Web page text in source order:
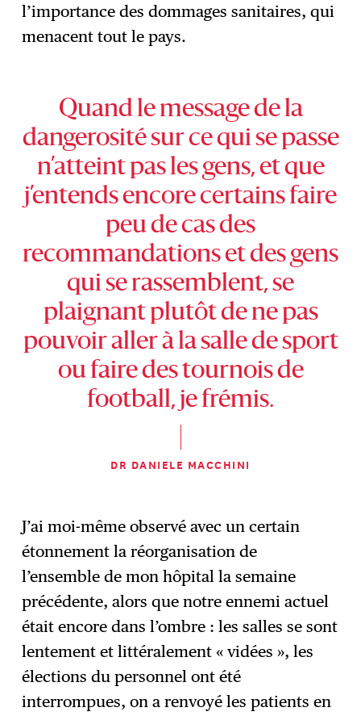
l’importance des dommages sanitaires, qui
menacent tout le pays.
Quand le message de la
dangerosité sur ce qui se passe
n’atteint pas les gens, et que
j’entends encore certains faire
peu de cas des
recommandations et des gens
qui se rassemblent, se
plaignant plutôt de ne pas
pouvoir aller à la salle de sport
ou faire des tournois de
football, je frémis.
DR DANIELE MACCHINI
J’ai moi-même observé avec un certain
étonnement la réorganisation de
l’ensemble de mon hôpital la semaine
précédente, alors que notre ennemi actuel
était encore dans l’ombre : les salles se sont
lentement et littéralement « vidées », les
élections du personnel ont été
interrompues, on a renvoyé les patients en